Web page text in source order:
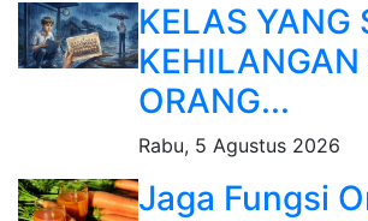
KELAS YANG
KEHILANGAN
ORANG...
Rabu, 5 Agustus 2026
Jaga Fungsi